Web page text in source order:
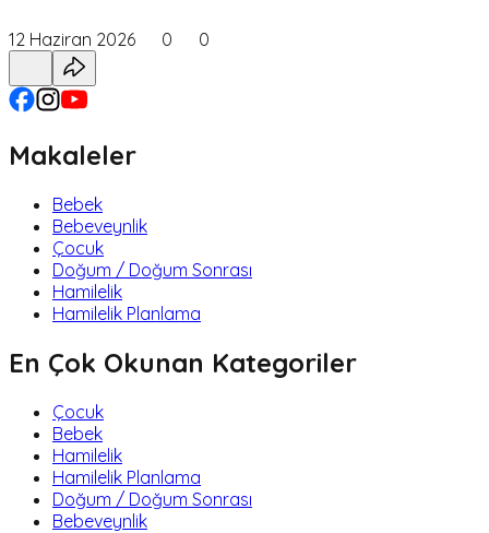
12 Haziran 2026 0 0
Makaleler
Bebek
Bebeveynlik
Çocuk
Doğum / Doğum Sonrası
Hamilelik
Hamilelik Planlama
En Çok Okunan Kategoriler
Çocuk
Bebek
Hamilelik
Hamilelik Planlama
Doğum / Doğum Sonrası
Bebeveynlik